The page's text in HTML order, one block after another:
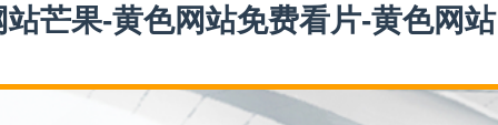
芒果-黄色网站免费看片-黄色网站